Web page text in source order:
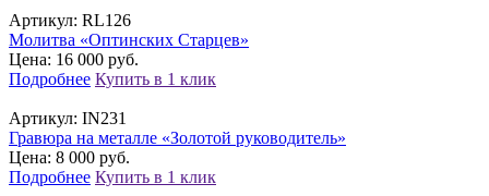
Артикул: RL126
Молитва «Оптинских Старцев»
Цена: 16 000 руб.
Подробнее Купить в 1 клик
Артикул: IN231
Гравюра на металле «Золотой руководитель»
Цена: 8 000 руб.
Подробнее Купить в 1 клик